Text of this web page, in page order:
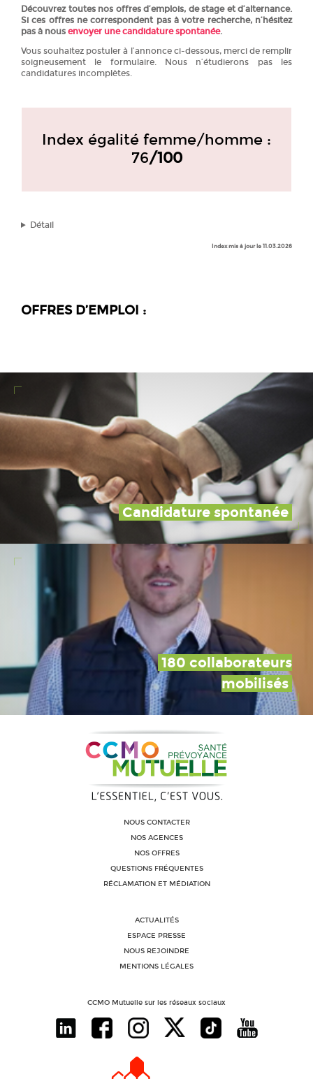
Découvrez toutes nos offres d’emplois, de stage et d’alternance.
Si ces offres ne correspondent pas à votre recherche, n’hésitez
pas à nous envoyer une candidature spontanée.
Vous souhaitez postuler à l’annonce ci-dessous, merci de remplir
soigneusement le formulaire. Nous n’étudierons pas les
candidatures incomplètes.
Index égalité femme/homme :
76/100
Détail
Index mis à jour le 11.03.2026
OFFRES D’EMPLOI :
Candidature spontanée
180 collaborateurs
mobilisés
NOUS CONTACTER
NOS AGENCES
NOS OFFRES
QUESTIONS FRÉQUENTES
RÉCLAMATION ET MÉDIATION
ACTUALITÉS
ESPACE PRESSE
NOUS REJOINDRE
MENTIONS LÉGALES
CCMO Mutuelle sur les réseaux sociaux